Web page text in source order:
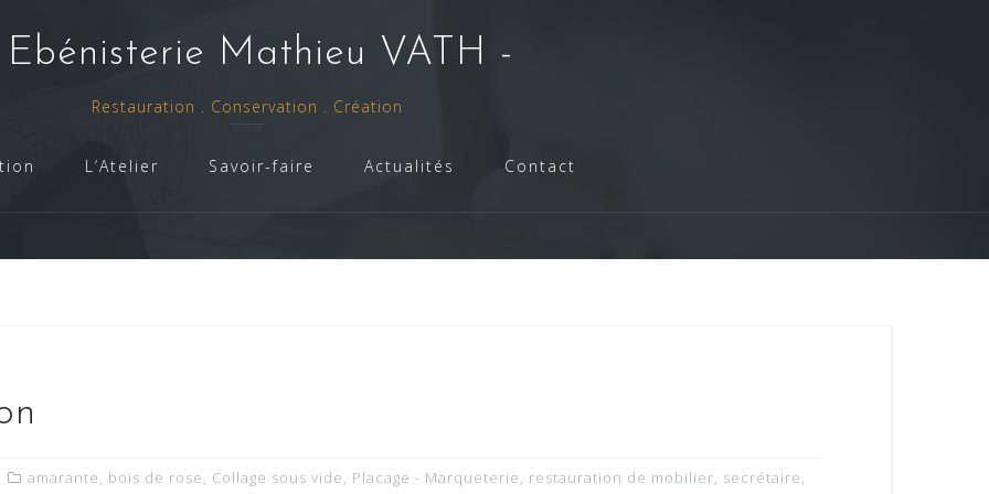
Ebénisterie Mathieu VATH -
Restauration . Conservation . Création
L’Atelier Savoir-faire Actualités Contact
amarante, bois de rose, Collage sous vide, Placage - Marqueterie, restauration de mobilier, secrétaire,